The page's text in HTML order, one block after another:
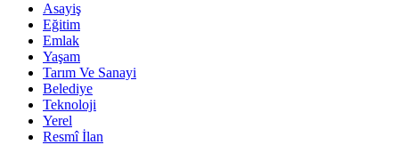
Asayiş
Eğitim
Emlak
Yaşam
Tarım Ve Sanayi
Belediye
Teknoloji
Yerel
Resmî İlan